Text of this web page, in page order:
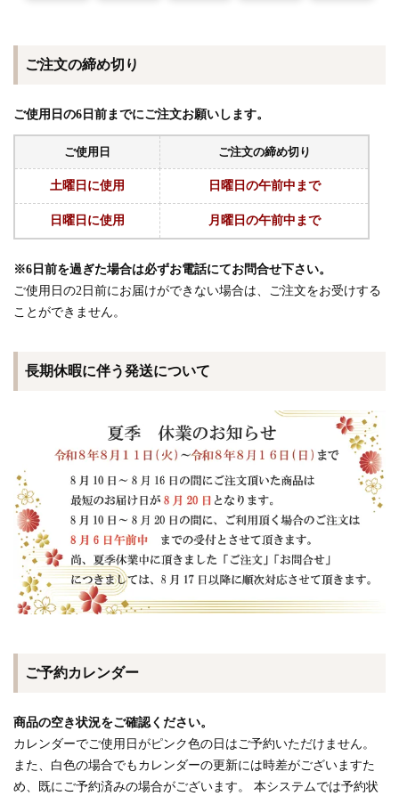
ご注文の締め切り
ご使用日の6日前までにご注文お願いします。
ご使用日 ご注文の締め切り
土曜日に使用 日曜日の午前中まで
日曜日に使用 月曜日の午前中まで
※6日前を過ぎた場合は必ずお電話にてお問合せ下さい。
ご使用日の2日前にお届けができない場合は、ご注文をお受けする
ことができません。
長期休暇に伴う発送について
ご予約カレンダー
商品の空き状況をご確認ください。
カレンダーでご使用日がピンク色の日はご予約いただけません。
また、白色の場合でもカレンダーの更新には時差がございますた
め、既にご予約済みの場合がございます。 本システムでは予約状